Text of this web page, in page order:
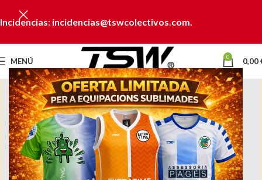
Incidencias: incidencias@tswcolectivos.com.
MENÚ 0 0,00